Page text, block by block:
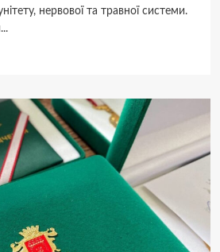
нервової та травної системи.